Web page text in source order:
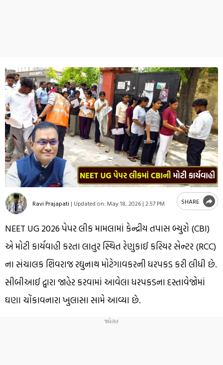
Ravi Prajapati | Updated on: May 18, 2026 | 2:57 PM SHARE
NEET UG 2026 પેપર લીક મામલામાં કેન્દ્રીય તપાસ બ્યુરો (CBI)
એ મોટી કાર્યવાહી કરતા લાતુર સ્થિત રેણુકાઈ કરિયર સેન્ટર (RCC)
ના સંચાલક શિવરાજ રઘુનાથ મોટેગાવકરની ધરપકડ કરી લીધી છે.
સીબીઆઈ દ્વારા જાહેર કરવામાં આવેલા ધરપકડના દસ્તાવેજોમાં
ઘણા ચોંકાવનારા ખુલાસા સામે આવ્યા છે.